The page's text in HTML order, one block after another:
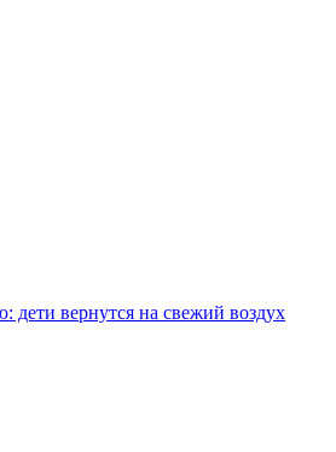
дети вернутся на свежий воздух